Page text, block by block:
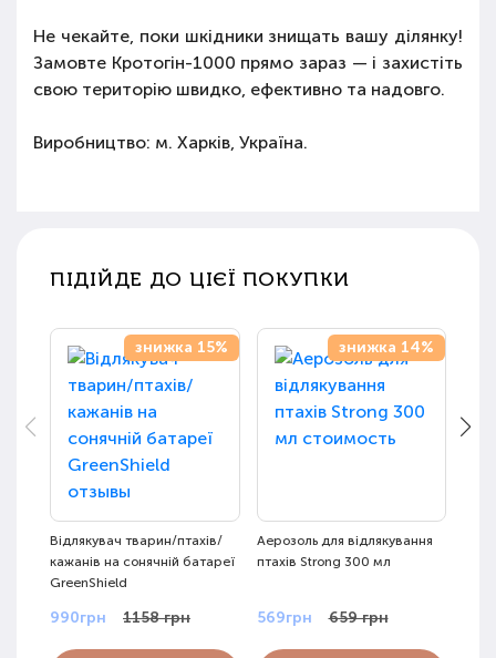
Не чекайте, поки шкідники знищать вашу ділянку!
Замовте Кротогін-1000 прямо зараз — і захистіть
свою територію швидко, ефективно та надовго.
Виробництво: м. Харків, Україна.
ПІДІЙДЕ ДО ЦІЄЇ ПОКУПКИ
знижка 15%
Відлякувач тварин/птахів/
кажанів на сонячній батареї
GreenShield
990грн 1158 грн
знижка 14%
Аерозоль для відлякування
птахів Strong 300 мл
569грн 659 грн